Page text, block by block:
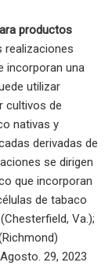
productos
realizaciones
incorporan una
utilizar
cultivos de
nativas y
derivadas de
se dirigen
que incorporan
de tabaco
Va.);
29, 2023